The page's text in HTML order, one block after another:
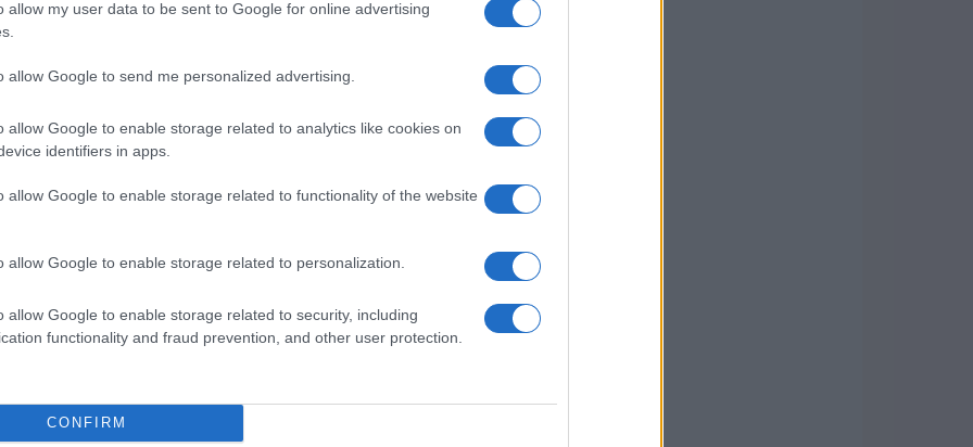
allow my user data to be sent to Google for online advertising
allow Google to send me personalized advertising.
allow Google to enable storage related to analytics like cookies on
identifiers in apps.
allow Google to enable storage related to functionality of the website
allow Google to enable storage related to personalization.
allow Google to enable storage related to security, including
functionality and fraud prevention, and other user protection.
CONFIRM
sacrificare l’una o l’altra parte.
gestire le aspettative di lavoro e di vita
della famiglia nella discussione degli
collaborativo. È importante informare i
malintesi e sovraccarichi di lavoro.